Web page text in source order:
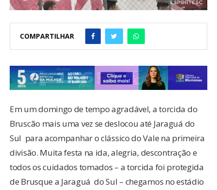
COMPARTILHAR
Em um domingo de tempo agradável, a torcida do
Bruscão mais uma vez se deslocou até Jaraguá do
Sul para acompanhar o clássico do Vale na primeira
divisão. Muita festa na ida, alegria, descontração e
todos os cuidados tomados – a torcida foi protegida
de Brusque a Jaraguá do Sul – chegamos no estádio